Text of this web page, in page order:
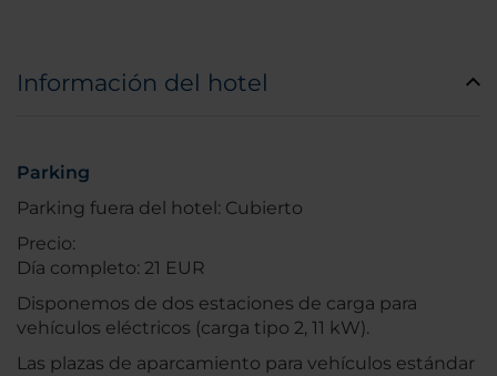
Información del hotel
Parking
Parking fuera del hotel: Cubierto
Precio:
Día completo: 21 EUR
Disponemos de dos estaciones de carga para
vehículos eléctricos (carga tipo 2, 11 kW).
Las plazas de aparcamiento para vehículos estándar